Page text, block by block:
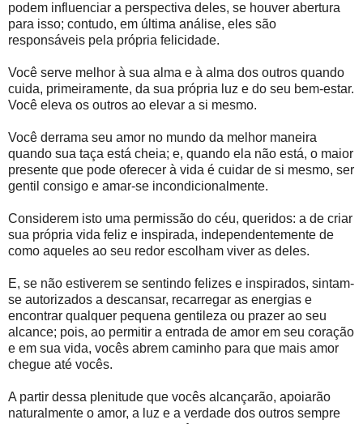
podem influenciar a perspectiva deles, se houver abertura
para isso; contudo, em última análise, eles são
responsáveis ​​pela própria felicidade.
Você serve melhor à sua alma e à alma dos outros quando
cuida, primeiramente, da sua própria luz e do seu bem-estar.
Você eleva os outros ao elevar a si mesmo.
Você derrama seu amor no mundo da melhor maneira
quando sua taça está cheia; e, quando ela não está, o maior
presente que pode oferecer à vida é cuidar de si mesmo, ser
gentil consigo e amar-se incondicionalmente.
Considerem isto uma permissão do céu, queridos: a de criar
sua própria vida feliz e inspirada, independentemente de
como aqueles ao seu redor escolham viver as deles.
E, se não estiverem se sentindo felizes e inspirados, sintam-
se autorizados a descansar, recarregar as energias e
encontrar qualquer pequena gentileza ou prazer ao seu
alcance; pois, ao permitir a entrada de amor em seu coração
e em sua vida, vocês abrem caminho para que mais amor
chegue até vocês.
A partir dessa plenitude que vocês alcançarão, apoiarão
naturalmente o amor, a luz e a verdade dos outros sempre